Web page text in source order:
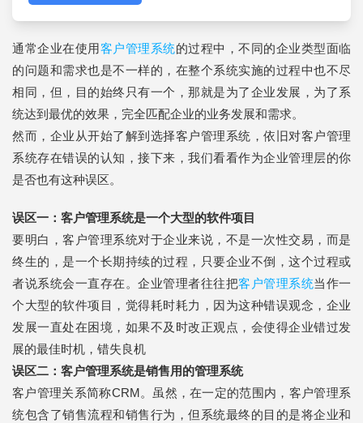
通常企业在使用客户管理系统的过程中，不同的企业类型面临
的问题和需求也是不一样的，在整个系统实施的过程中也不尽
相同，但，目的始终只有一个，那就是为了企业发展，为了系
统达到最优的效果，完全匹配企业的业务发展和需求。
然而，企业从开始了解到选择客户管理系统，依旧对客户管理
系统存在错误的认知，接下来，我们看看作为企业管理层的你
是否也有这种误区。
误区一：客户管理系统是一个大型的软件项目
要明白，客户管理系统对于企业来说，不是一次性交易，而是
终生的，是一个长期持续的过程，只要企业不倒，这个过程或
者说系统会一直存在。企业管理者往往把客户管理系统当作一
个大型的软件项目，觉得耗时耗力，因为这种错误观念，企业
发展一直处在困境，如果不及时改正观点，会使得企业错过发
展的最佳时机，错失良机
误区二：客户管理系统是销售用的管理系统
客户管理关系简称CRM。虽然，在一定的范围内，客户管理系
统包含了销售流程和销售行为，但系统最终的目的是将企业和